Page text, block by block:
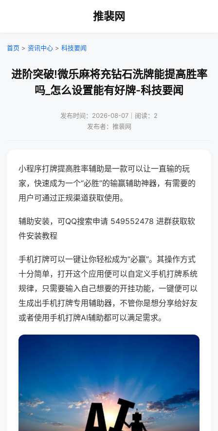
推裴网
首页 > 资讯中心 > 科技要闻
进阶突破!微乐麻将充钻石洗牌能提高胜率
吗_怎么设置能有好牌-科技要闻
发布时间：2026-08-07｜阅读：2
发布者：推裴网
小程序打牌提高胜率辅助是一款可以让一直输的玩
家，快速成为一个“必胜”的输赢辅助神器，有需要的
用户可通过正规渠道获取使用。
辅助安装，可QQ搜索申请 549552478 进群获取软
件安装教程
手机打牌可以一键让你轻松成为“必赢”。其操作方式
十分简单，打开这个应用便可以自定义手机打牌系统
规律，只需要输入自己想要的开挂功能，一键便可以
生成出手机打牌专用辅助器，不管你是想分享给好友
或者使用手机打牌AI辅助都可以满足需求。